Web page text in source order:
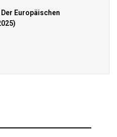
Europäischen